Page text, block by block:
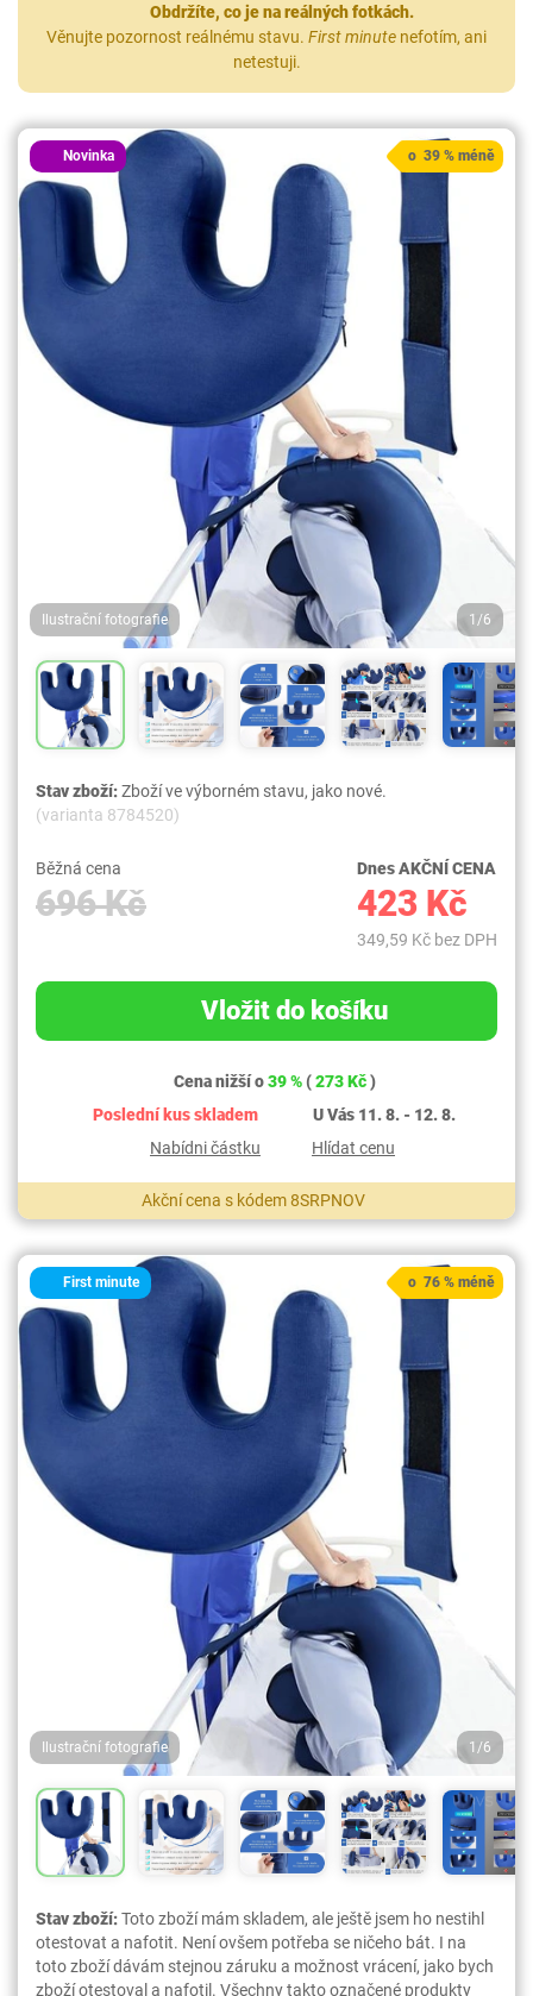
Obdržíte, co je na reálných fotkách.
Věnujte pozornost reálnému stavu. First minute nefotím, ani
netestuji.
Novinka
Ilustrační fotografie 1/6
o 39 % méně
Stav zboží:Zboží ve výborném stavu, jako nové.
(varianta 8784520)
Běžná cena
696 Kč
Dnes AKČNÍ CENA
423 Kč
349,59 Kč bez DPH
Vložit do košíku
Cena nižší o39 %(273 Kč)
Poslední kus skladem
U Vás 11. 8. - 12. 8.
Nabídni částku
Hlídat cenu
Akční cena s kódem 8SRPNOV
First minute
Ilustrační fotografie 1/6
o 76 % méně
Stav zboží:Toto zboží mám skladem, ale ještě jsem ho nestihl
otestovat a nafotit. Není ovšem potřeba se ničeho bát. I na
toto zboží dávám stejnou záruku a možnost vrácení, jako bych
zboží otestoval a nafotil. Všechny takto označené produkty